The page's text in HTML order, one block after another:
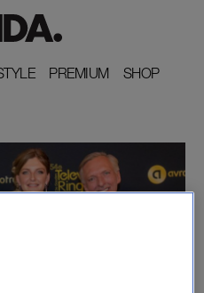
PREMIUM
PREMIUM SHOP
SHOP